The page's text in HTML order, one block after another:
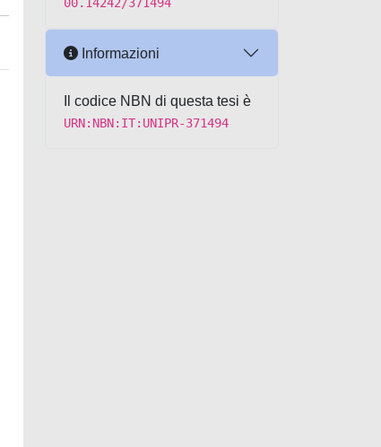
Informazioni
Il codice NBN di questa tesi è
URN:NBN:IT:UNIPR-371494